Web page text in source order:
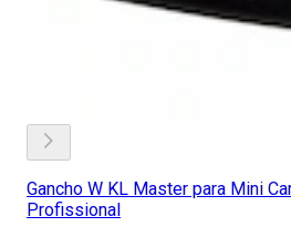
Gancho W KL Master para Mini
Profissional